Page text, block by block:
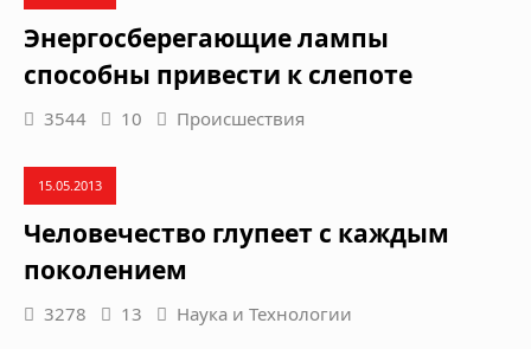
Энергосберегающие лампы
способны привести к слепоте
3544 10 Происшествия
15.05.2013
Человечество глупеет с каждым
поколением
3278 13 Наука и Технологии